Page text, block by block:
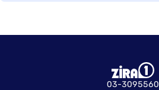
03-3095560